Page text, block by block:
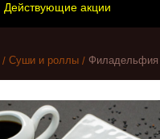
Действующие акции
Суши и роллы Филадельфия